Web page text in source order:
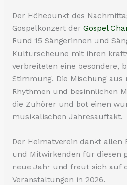
Der Höhepunkt des
Gospelkonzert der Gospel
Rund 15 Sängerinnen und
Kulturscheune mit ihren
verbreiteten eine besondere,
Stimmung. Die Mischung aus
Rhythmen und besinnlichen
die Zuhörer und bot einen
musikalischen Jahresauftakt.
Der Heimatverein dankt allen
und Mitwirkenden für diesen
neue Jahr und freut sich auf
Veranstaltungen in 2026.